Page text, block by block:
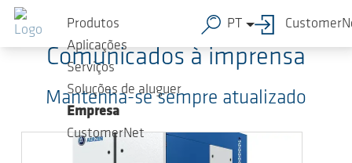
Ir para o conteúdo principal
Produtos
Aplicações
Serviços
Soluções de aluguer
Empresa
CustomerNet
PT
Comunicados à imprensa
Mantenha-se sempre atualizado